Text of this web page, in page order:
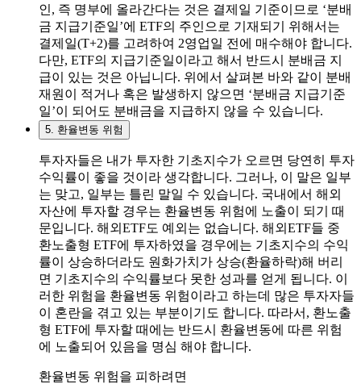
인, 즉 명부에 올라간다는 것은 결제일 기준이므로 ‘분배
금 지급기준일’에 ETF의 주인으로 기재되기 위해서는
결제일(T+2)를 고려하여 2영업일 전에 매수해야 합니다.
다만, ETF의 지급기준일이라고 해서 반드시 분배금 지
급이 있는 것은 아닙니다. 위에서 살펴본 바와 같이 분배
재원이 적거나 혹은 발생하지 않으면 ‘분배금 지급기준
일’이 되어도 분배금을 지급하지 않을 수 있습니다.
5. 환율변동 위험
투자자들은 내가 투자한 기초지수가 오르면 당연히 투자
수익률이 좋을 것이라 생각합니다. 그러나, 이 말은 일부
는 맞고, 일부는 틀린 말일 수 있습니다. 국내에서 해외
자산에 투자할 경우는 환율변동 위험에 노출이 되기 때
문입니다. 해외ETF도 예외는 없습니다. 해외ETF들 중
환노출형 ETF에 투자하였을 경우에는 기초지수의 수익
률이 상승하더라도 원화가치가 상승(환율하락)해 버리
면 기초지수의 수익률보다 못한 성과를 얻게 됩니다. 이
러한 위험을 환율변동 위험이라고 하는데 많은 투자자들
이 혼란을 겪고 있는 부분이기도 합니다. 따라서, 환노출
형 ETF에 투자할 때에는 반드시 환율변동에 따른 위험
에 노출되어 있음을 명심 해야 합니다.
환율변동 위험을 피하려면